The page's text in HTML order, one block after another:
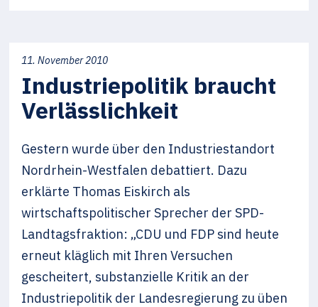
11. November 2010
Industriepolitik braucht
Verlässlichkeit
Gestern wurde über den Industriestandort
Nordrhein-Westfalen debattiert. Dazu
erklärte Thomas Eiskirch als
wirtschaftspolitischer Sprecher der SPD-
Landtagsfraktion: „CDU und FDP sind heute
erneut kläglich mit Ihren Versuchen
gescheitert, substanzielle Kritik an der
Industriepolitik der Landesregierung zu üben